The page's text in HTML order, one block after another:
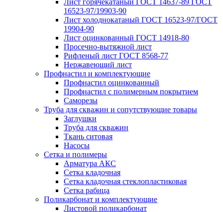
Лист горячекатаный ГОСТ 14637-89 ГОСТ
16523-97/19903-90
Лист холоднокатаный ГОСТ 16523-97/ГОСТ
19904-90
Лист оцинкованный ГОСТ 14918-80
Просечно-вытяжной лист
Рифленый лист ГОСТ 8568-77
Нержавеющий лист
Профнастил и комплектующие
Профнастил оцинкованный
Профнастил с полимерным покрытием
Саморезы
Труба для скважин и сопутствующие товары
Заглушки
Труба для скважин
Ткань ситовая
Насосы
Сетка и полимеры
Арматура АКС
Сетка кладочная
Сетка кладочная стеклопластиковая
Сетка рабица
Поликарбонат и комплектующие
Листовой поликарбонат